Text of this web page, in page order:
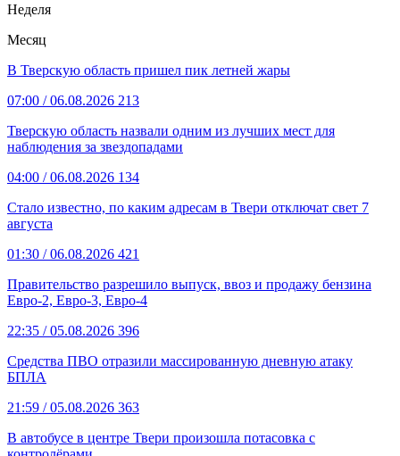
Неделя
Месяц
В Тверскую область пришел пик летней жары
07:00 / 06.08.2026 213
Тверскую область назвали одним из лучших мест для
наблюдения за звездопадами
04:00 / 06.08.2026 134
Стало известно, по каким адресам в Твери отключат свет 7
августа
01:30 / 06.08.2026 421
Правительство разрешило выпуск, ввоз и продажу бензина
Евро-2, Евро-3, Евро-4
22:35 / 05.08.2026 396
Средства ПВО отразили массированную дневную атаку
БПЛА
21:59 / 05.08.2026 363
В автобусе в центре Твери произошла потасовка с